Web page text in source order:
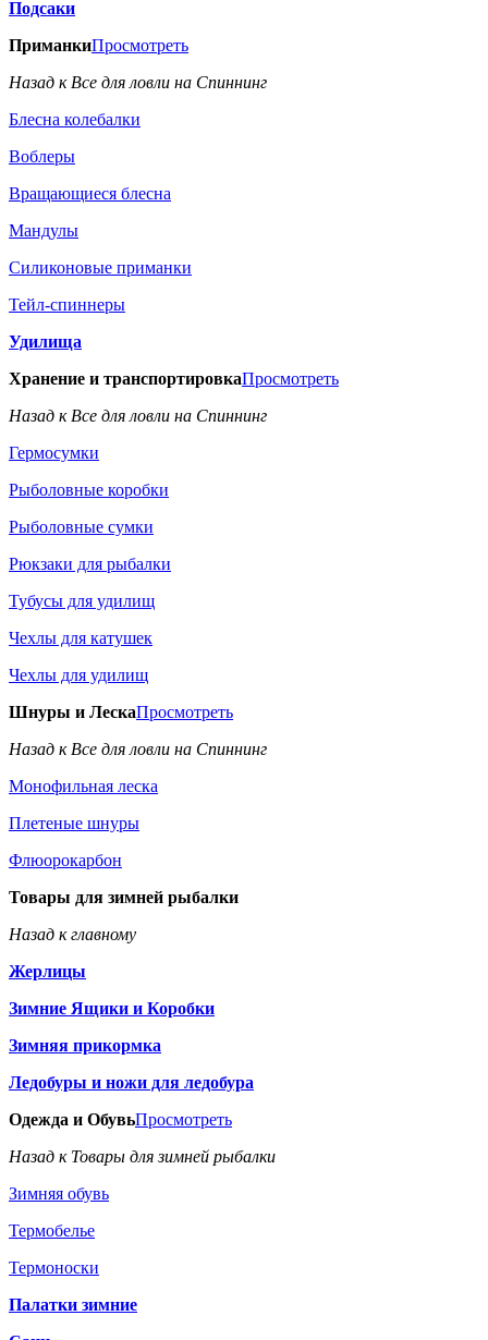
Подсаки
ПриманкиПросмотреть
Назад к Все для ловли на Спиннинг
Блесна колебалки
Воблеры
Вращающиеся блесна
Мандулы
Силиконовые приманки
Тейл-спиннеры
Удилища
Хранение и транспортировкаПросмотреть
Назад к Все для ловли на Спиннинг
Гермосумки
Рыболовные коробки
Рыболовные сумки
Рюкзаки для рыбалки
Тубусы для удилищ
Чехлы для катушек
Чехлы для удилищ
Шнуры и ЛескаПросмотреть
Назад к Все для ловли на Спиннинг
Монофильная леска
Плетеные шнуры
Флюорокарбон
Товары для зимней рыбалки
Назад к главному
Жерлицы
Зимние Ящики и Коробки
Зимняя прикормка
Ледобуры и ножи для ледобура
Одежда и ОбувьПросмотреть
Назад к Товары для зимней рыбалки
Зимняя обувь
Термобелье
Термоноски
Палатки зимние